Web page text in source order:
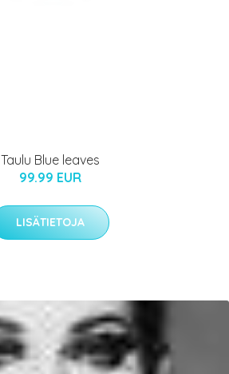
Taulu Blue leaves
99.99 EUR
LISÄTIETOJA